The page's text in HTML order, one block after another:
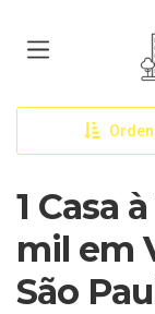
1 Casa
mil em
São